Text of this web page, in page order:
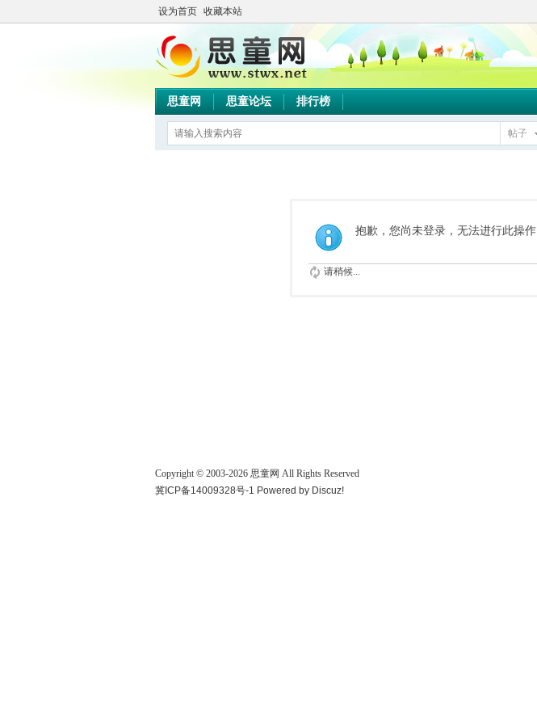
设为首页 收藏本站
思童网 思童论坛 排行榜
帖子
抱歉，您尚未登录，无法进行此操作
请稍候...
Copyright © 2003-2026 思童网 All Rights Reserved
冀ICP备14009328号-1 Powered by Discuz!